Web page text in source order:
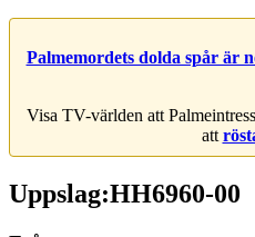
Palmemordets dolda spår är
Visa TV-världen att
att
Uppslag:HH6960-00